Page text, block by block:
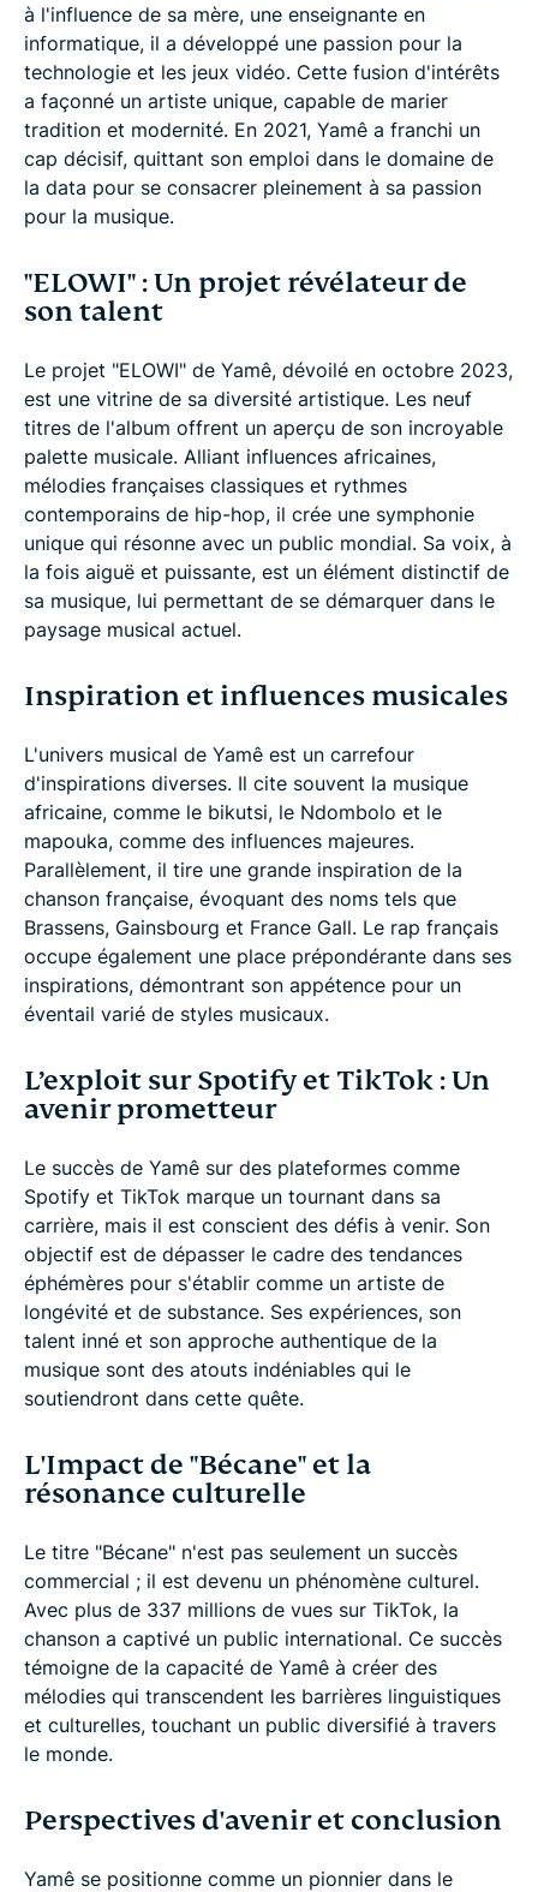
à l'influence de sa mère, une enseignante en
informatique, il a développé une passion pour la
technologie et les jeux vidéo. Cette fusion d'intérêts
a façonné un artiste unique, capable de marier
tradition et modernité. En 2021, Yamê a franchi un
cap décisif, quittant son emploi dans le domaine de
la data pour se consacrer pleinement à sa passion
pour la musique.
"ELOWI" : Un projet révélateur de
son talent
Le projet "ELOWI" de Yamê, dévoilé en octobre 2023,
est une vitrine de sa diversité artistique. Les neuf
titres de l'album offrent un aperçu de son incroyable
palette musicale. Alliant influences africaines,
mélodies françaises classiques et rythmes
contemporains de hip-hop, il crée une symphonie
unique qui résonne avec un public mondial. Sa voix, à
la fois aiguë et puissante, est un élément distinctif de
sa musique, lui permettant de se démarquer dans le
paysage musical actuel.
Inspiration et influences musicales
L'univers musical de Yamê est un carrefour
d'inspirations diverses. Il cite souvent la musique
africaine, comme le bikutsi, le Ndombolo et le
mapouka, comme des influences majeures.
Parallèlement, il tire une grande inspiration de la
chanson française, évoquant des noms tels que
Brassens, Gainsbourg et France Gall. Le rap français
occupe également une place prépondérante dans ses
inspirations, démontrant son appétence pour un
éventail varié de styles musicaux.
L’exploit sur Spotify et TikTok : Un
avenir prometteur
Le succès de Yamê sur des plateformes comme
Spotify et TikTok marque un tournant dans sa
carrière, mais il est conscient des défis à venir. Son
objectif est de dépasser le cadre des tendances
éphémères pour s'établir comme un artiste de
longévité et de substance. Ses expériences, son
talent inné et son approche authentique de la
musique sont des atouts indéniables qui le
soutiendront dans cette quête.
L'Impact de "Bécane" et la
résonance culturelle
Le titre "Bécane" n'est pas seulement un succès
commercial ; il est devenu un phénomène culturel.
Avec plus de 337 millions de vues sur TikTok, la
chanson a captivé un public international. Ce succès
témoigne de la capacité de Yamê à créer des
mélodies qui transcendent les barrières linguistiques
et culturelles, touchant un public diversifié à travers
le monde.
Perspectives d'avenir et conclusion
Yamê se positionne comme un pionnier dans le